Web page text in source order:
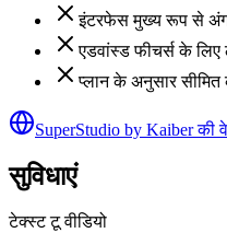
इंटरफेस मुख्य रूप से
एडवांस्ड फीचर्स के लिए
प्लान के अनुसार सीमित
SuperStudio by Kaiber की
सुविधाएं
टेक्स्ट टू वीडियो